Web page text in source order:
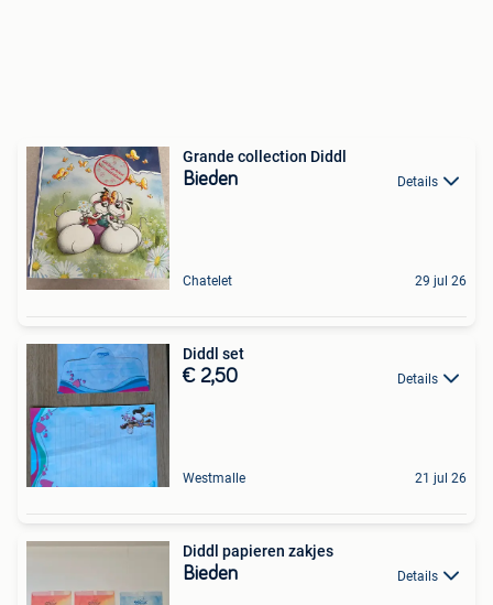
Grande collection Diddl
Bieden Details
Chatelet 29 jul 26
Diddl set
€ 2,50 Details
Westmalle 21 jul 26
Diddl papieren zakjes
Bieden Details